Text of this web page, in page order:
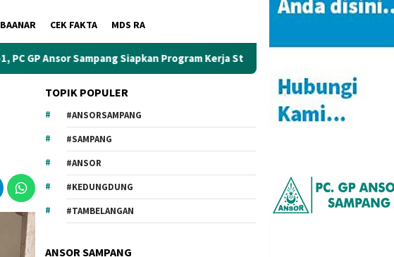
BAANAR CEK FAKTA MDS RA
Siapkan Program Kerja Strategis Sowan Ke PCNU, GP Ansor
TOPIK POPULER
#ANSORSAMPANG
#SAMPANG
#ANSOR
#KEDUNGDUNG
#TAMBELANGAN
ANSOR SAMPANG